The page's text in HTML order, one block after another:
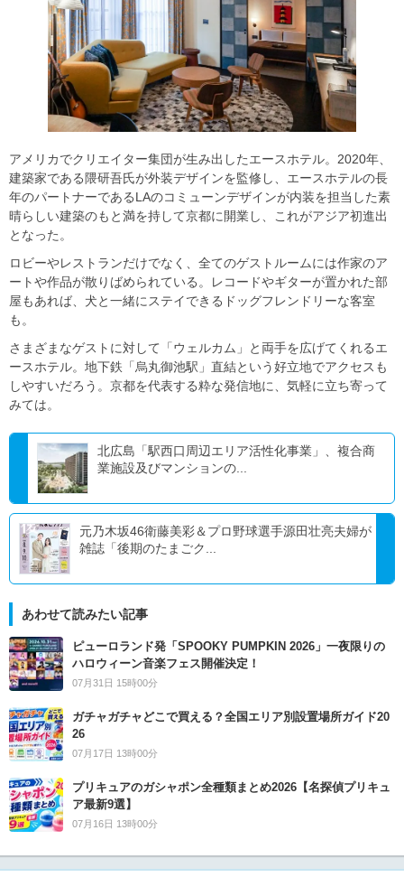
アメリカでクリエイター集団が生み出したエースホテル。2020年、
建築家である隈研吾氏が外装デザインを監修し、エースホテルの長
年のパートナーであるLAのコミューンデザインが内装を担当した素
晴らしい建築のもと満を持して京都に開業し、これがアジア初進出
となった。
ロビーやレストランだけでなく、全てのゲストルームには作家のア
ートや作品が散りばめられている。レコードやギターが置かれた部
屋もあれば、犬と一緒にステイできるドッグフレンドリーな客室
も。
さまざまなゲストに対して「ウェルカム」と両手を広げてくれるエ
ースホテル。地下鉄「烏丸御池駅」直結という好立地でアクセスも
しやすいだろう。京都を代表する粋な発信地に、気軽に立ち寄って
みては。
北広島「駅西口周辺エリア活性化事業」、複合商
業施設及びマンションの...
元乃木坂46衛藤美彩＆プロ野球選手源田壮亮夫婦が
雑誌「後期のたまごク...
あわせて読みたい記事
ピューロランド発「SPOOKY PUMPKIN 2026」一夜限りの
ハロウィーン音楽フェス開催決定！
07月31日 15時00分
ガチャガチャどこで買える？全国エリア別設置場所ガイド20
26
07月17日 13時00分
プリキュアのガシャポン全種類まとめ2026【名探偵プリキュ
ア最新9選】
07月16日 13時00分